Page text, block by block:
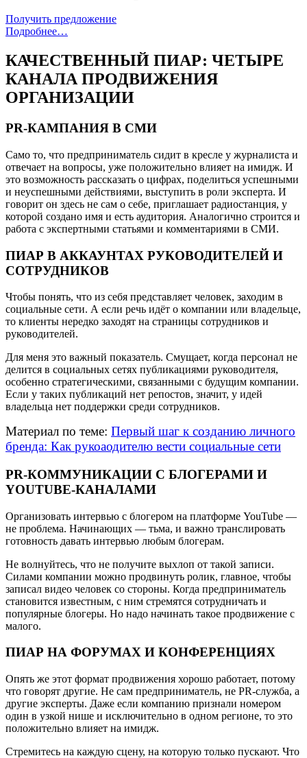
Получить предложение
Подробнее…
КАЧЕСТВЕННЫЙ ПИАР: ЧЕТЫРЕ
КАНАЛА ПРОДВИЖЕНИЯ
ОРГАНИЗАЦИИ
PR-КАМПАНИЯ В СМИ
Само то, что предприниматель сидит в кресле у журналиста и
отвечает на вопросы, уже положительно влияет на имидж. И
это возможность рассказать о цифрах, поделиться успешными
и неуспешными действиями, выступить в роли эксперта. И
говорит он здесь не сам о себе, приглашает радиостанция, у
которой создано имя и есть аудитория. Аналогично строится и
работа с экспертными статьями и комментариями в СМИ.
ПИАР В АККАУНТАХ РУКОВОДИТЕЛЕЙ И
СОТРУДНИКОВ
Чтобы понять, что из себя представляет человек, заходим в
социальные сети. А если речь идёт о компании или владельце,
то клиенты нередко заходят на страницы сотрудников и
руководителей.
Для меня это важный показатель. Смущает, когда персонал не
делится в социальных сетях публикациями руководителя,
особенно стратегическими, связанными с будущим компании.
Если у таких публикаций нет репостов, значит, у идей
владельца нет поддержки среди сотрудников.
Материал по теме: Первый шаг к созданию личного
бренда: Как рукоаодителю вести социальные сети
PR-КОММУНИКАЦИИ С БЛОГЕРАМИ И
YOUTUBE-КАНАЛАМИ
Организовать интервью с блогером на платформе YouTube —
не проблема. Начинающих — тьма, и важно транслировать
готовность давать интервью любым блогерам.
Не волнуйтесь, что не получите выхлоп от такой записи.
Силами компании можно продвинуть ролик, главное, чтобы
записал видео человек со стороны. Когда предприниматель
становится известным, с ним стремятся сотрудничать и
популярные блогеры. Но надо начинать такое продвижение с
малого.
ПИАР НА ФОРУМАХ И КОНФЕРЕНЦИЯХ
Опять же этот формат продвижения хорошо работает, потому
что говорят другие. Не сам предприниматель, не PR-служба, а
другие эксперты. Даже если компанию признали номером
один в узкой нише и исключительно в одном регионе, то это
положительно влияет на имидж.
Стремитесь на каждую сцену, на которую только пускают. Что